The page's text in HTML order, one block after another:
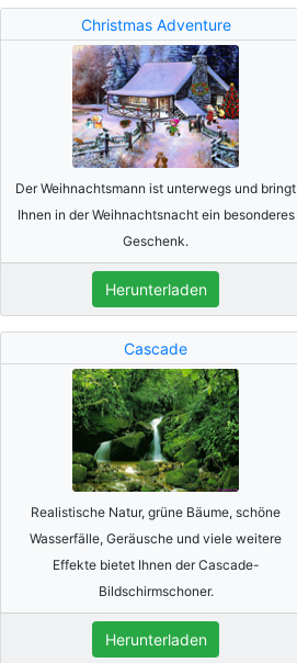
Christmas Adventure
Der Weihnachtsmann ist unterwegs und bringt
Ihnen in der Weihnachtsnacht ein besonderes
Geschenk.
Herunterladen
Cascade
Realistische Natur, grüne Bäume, schöne
Wasserfälle, Geräusche und viele weitere
Effekte bietet Ihnen der Cascade-
Bildschirmschoner.
Herunterladen